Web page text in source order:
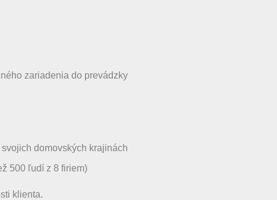
zariadenia do prevádzky
domovských krajinách
500 ľudí z 8 firiem)
klienta.